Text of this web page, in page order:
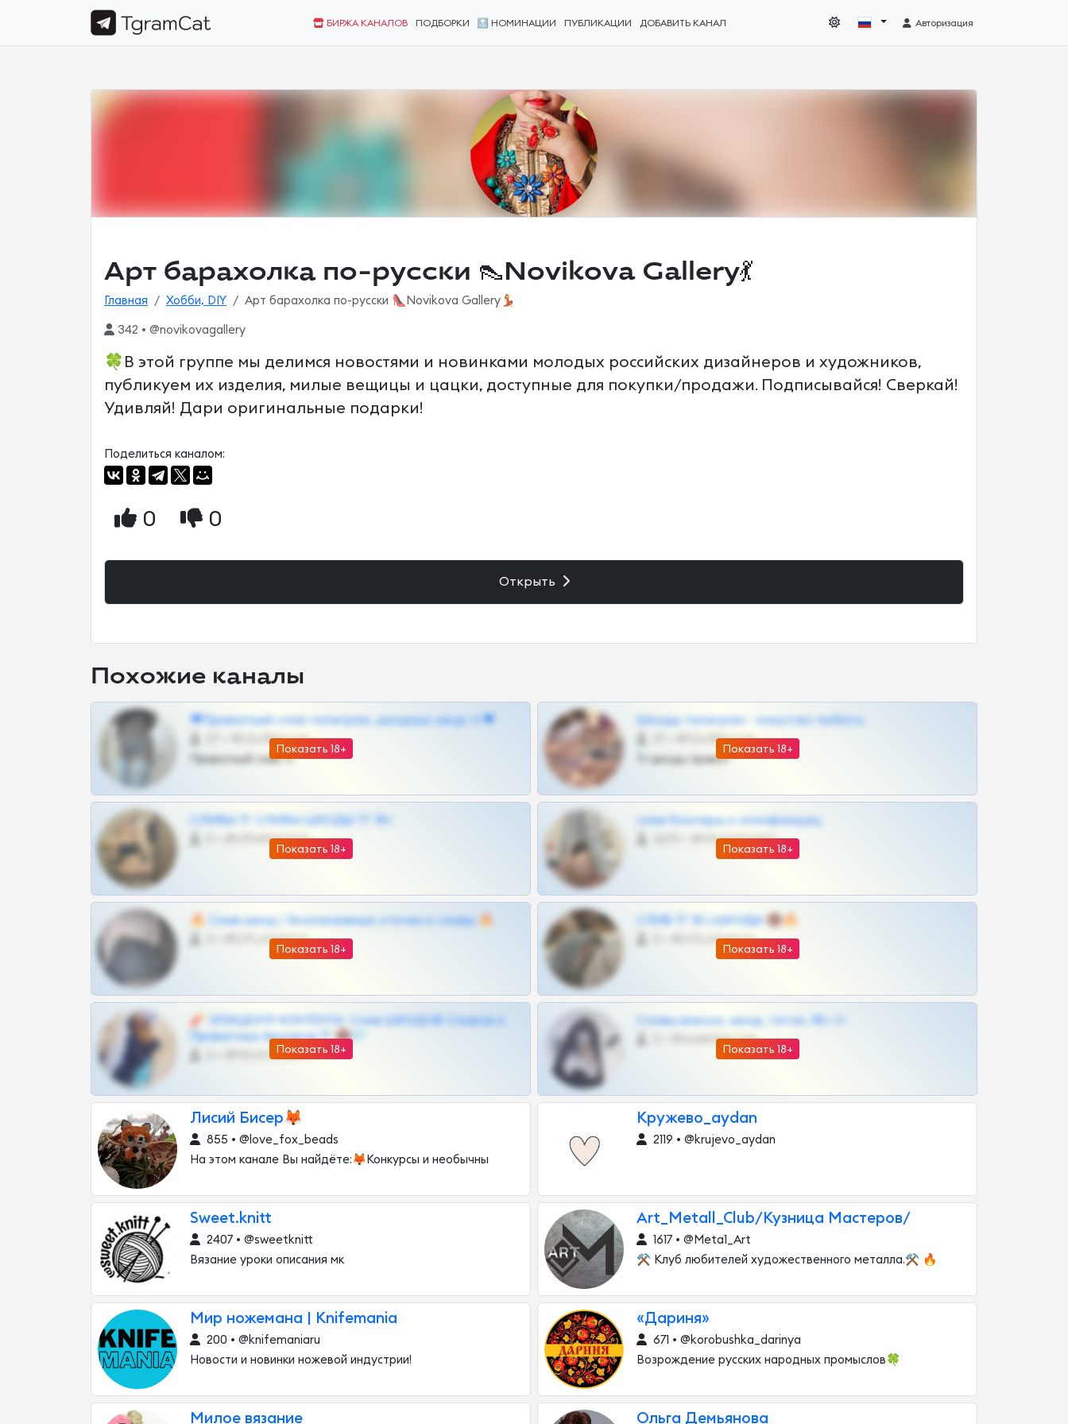
БИРЖА КАНАЛОВ ПОДБОРКИ 🔝 НОМИНАЦИИ ПУБЛИКАЦИИ ДОБАВИТЬ КАНАЛ Авторизация
Арт барахолка по-русски 👠Novikova Gallery💃
Главная Хобби, DIY Арт барахолка по-русски 👠Novikova Gallery💃
342 • @novikovagallery
🍀В этой группе мы делимся новостями и новинками молодых российских дизайнеров и художников,
публикуем их изделия, милые вещицы и цацки, доступные для покупки/продажи. Подписывайся! Сверкай!
Удивляй! Дари оригинальные подарки!
Поделиться каналом:
0 0
Открыть
Похожие каналы
Показать 18+
❤Приватный слив телеграм, шкодных шкур тг❤
@SZu3ll3sCatt_bot
Приватный слив тг
Показать 18+
Шкоды телеграм - искуство любить
@SZu3ll3sCatt_bot
Тг шкоды приват
Показать 18+
СЛИВЫ ТГ СЛИВЫ ШКОДЫ ТГ 18+
@VIPARHIVS55BOT
Показать 18+
слив блогерш и онлифанщиц
@MILKPRIVATES39BOT
Показать 18+
🔥 Слив шкод | Эксклюзивные утечки и сливы 🔥
@OPLATAPODPSK1BOT
Показать 18+
СЛИВ ТГ 18 | ШКОДЫ 🔞🔥
@OPLATAPODPSK1BOT
Показать 18+
🧨 ЭПИЦЕНТР КОНТЕНТА: Слив ШКОДОВ Сливов и
Приватных Архивов ТГ 🔞💎
@MILKPRIVATES39BOT
Показать 18+
Сливы вписок, шкод, теток, 18+ тг
@DARK15FLOWSBOT
Лисий Бисер🦊
855 • @love_fox_beads
На этом канале Вы найдёте:🦊Конкурсы и необычны
Кружево_aydan
2119 • @krujevo_aydan
Sweet.knitt
2407 • @sweetknitt
Вязание уроки описания мк
Аrt_Metall_Club/Кузница Мастеров/
1617 • @Meta1_Art
⚒️ Клуб любителей художественного металла.⚒️ 🔥
Мир ножемана | Knifemania
200 • @knifemaniaru
Новости и новинки ножевой индустрии!
«Дариня»
671 • @korobushka_darinya
Возрождение русских народных промыслов🍀
Милое вязание Ольга Демьянова